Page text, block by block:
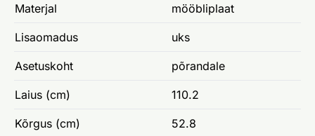
Materjal mööbliplaat
Lisaomadus uks
Asetuskoht põrandale
Laius (cm) 110.2
Kõrgus (cm) 52.8